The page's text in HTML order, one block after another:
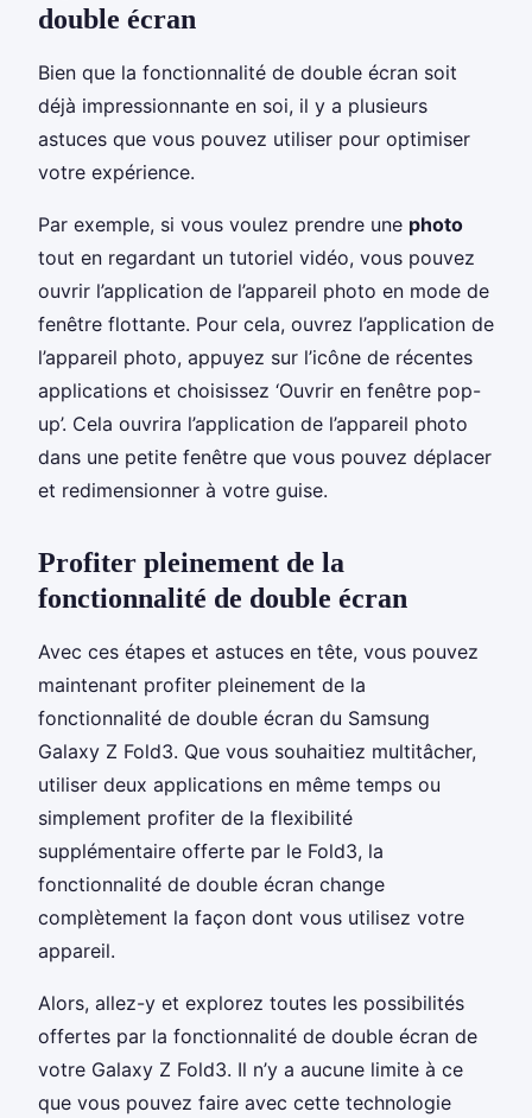
double écran
Bien que la fonctionnalité de double écran soit
déjà impressionnante en soi, il y a plusieurs
astuces que vous pouvez utiliser pour optimiser
votre expérience.
Par exemple, si vous voulez prendre une photo
tout en regardant un tutoriel vidéo, vous pouvez
ouvrir l’application de l’appareil photo en mode de
fenêtre flottante. Pour cela, ouvrez l’application de
l’appareil photo, appuyez sur l’icône de récentes
applications et choisissez ‘Ouvrir en fenêtre pop-
up’. Cela ouvrira l’application de l’appareil photo
dans une petite fenêtre que vous pouvez déplacer
et redimensionner à votre guise.
Profiter pleinement de la
fonctionnalité de double écran
Avec ces étapes et astuces en tête, vous pouvez
maintenant profiter pleinement de la
fonctionnalité de double écran du Samsung
Galaxy Z Fold3. Que vous souhaitiez multitâcher,
utiliser deux applications en même temps ou
simplement profiter de la flexibilité
supplémentaire offerte par le Fold3, la
fonctionnalité de double écran change
complètement la façon dont vous utilisez votre
appareil.
Alors, allez-y et explorez toutes les possibilités
offertes par la fonctionnalité de double écran de
votre Galaxy Z Fold3. Il n’y a aucune limite à ce
que vous pouvez faire avec cette technologie